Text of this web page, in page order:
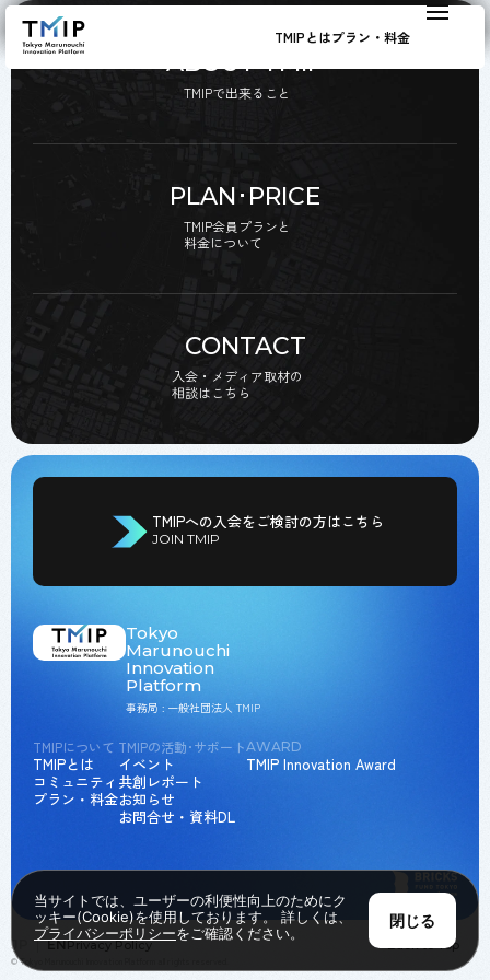
TMIPとはプラン・料金
ABOUT TMIP
TMIPで出来ること
PLAN･PRICE
TMIP会員プランと
料金について
CONTACT
入会・メディア取材の
相談はこちら
TMIPへの入会をご検討の方はこちら
JOIN TMIP
Tokyo
Marunouchi
Innovation
Platform
事務局 : 一般社団法人 TMIP
TMIPについて
TMIPとは
コミュニティ
プラン・料金
TMIPの活動･サポート
イベント
共創レポート
お知らせ
お問合せ・資料DL
AWARD
TMIP Innovation Award
JP ENPrivacy Policy
© Tokyo Marunouchi Innovation Platform all rights reserved.
Back to Top
当サイトでは、ユーザーの利便性向上のためにク
ッキー(Cookie)を使用しております。 詳しくは、
プライバシーポリシーをご確認ください。
閉じる